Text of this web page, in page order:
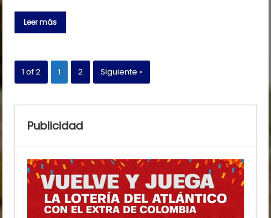
Leer más
1 of 2 1 2 Siguiente »
Publicidad